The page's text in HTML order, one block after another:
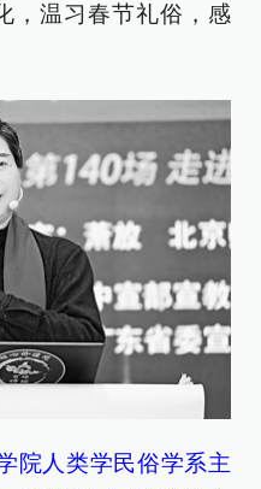
，温习春节礼俗，感
院人类学民俗学系主